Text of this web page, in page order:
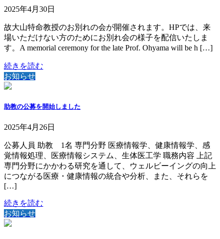
2025年4月30日
故大山特命教授のお別れの会が開催されます。HPでは、来
場いただけない方のためにお別れ会の様子を配信いたしま
す。A memorial ceremony for the late Prof. Ohyama will be h […]
続きを読む
お知らせ
助教の公募を開始しました
2025年4月26日
公募人員 助教 1名 専門分野 医療情報学、健康情報学、感
覚情報処理、医療情報システム、生体医工学 職務内容 上記
専門分野にかかわる研究を通して、ウェルビーイングの向上
につながる医療・健康情報の統合や分析、また、それらを
[…]
続きを読む
お知らせ